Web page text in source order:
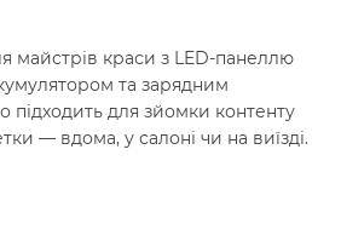
майстрів краси з LED-панеллю
та зарядним
підходить для зйомки контенту
— вдома, у салоні чи на виїзді.